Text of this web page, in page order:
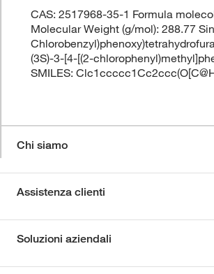
CAS: 2517968-35-1 Formula
Molecular Weight (g/mol): 288.77
(3S)-3-[4-[(2-
SMILES:
Chi siamo
Assistenza clienti
Soluzioni aziendali